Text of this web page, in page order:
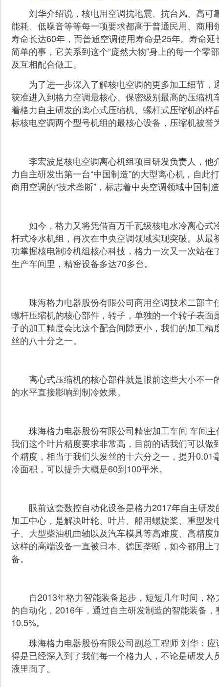
刘华介绍说，核电用空调抗地震、抗台风、高可
能耗、低噪音等等每一项要求都高于普通民用、商用
寿命长达60年，而普通空调使用寿命是25年。寿命
简单的事，它关系到这个“庞然大物”身上的每一个零
及互相配合做工。
为了进一步深入了解核电空调的更多加工细节，
获准进入到格力空调最核心、保密级别最高的压缩机
着格力自主研发的离心式压缩机、螺杆式压缩机的样
标核电空调两个型号机组的最核心设备，压缩机被誉
李宏波是核电空调离心机组项目研发负责人，他
力自主研发出第一台“中国制造”的大型离心机，自此
商用空调的“技术垄断”，标志着中央空调领域中国制
如今，格力又将凭借百万千瓦级核电水冷离心式
杆式冷水机组，再次在中央空调领域实现突破。从最
功掌握核电制冷机组核心科技，格力一次又一次站在
生产车间里，精密设备多达70多台。
珠海格力电器股份有限公司商用空调技术二部主
螺杆压缩机的核心部件，转子，单独的一个转子表面
子的加工精度会比这个配合间隙更小，我们的加工精
丝的八十分之一。
离心式压缩机的核心部件就是眼前这些大小不一
的水平直接影响到制冷效果。
珠海格力电器股份有限公司精密加工车间 车间主
我们这个叶片精度要求非常高，目前的话我们可以做
个精度，相当于我们头发丝的十六分之一 ，提升0.01
冷面积，可以提升大概是60到100平米。
眼前这套数控自动化设备是格力2017年自主研发
加工中心，是解决叶轮、叶片、船用螺旋桨、重型发
子、大型柴油机曲轴以及汽车模具等高难度、高精度
这样的高端设备一直被日本、德国垄断，如今都用上
备。
自2013年格力智能装备起步，短短几年时间，格
的自动化，2016年，通过自主研发制造的智能装备
10.5%。
珠海格力电器股份有限公司副总工程师 刘华：应
得是已经深入到了我们每一个格力人，不论是研发人
液里面了。